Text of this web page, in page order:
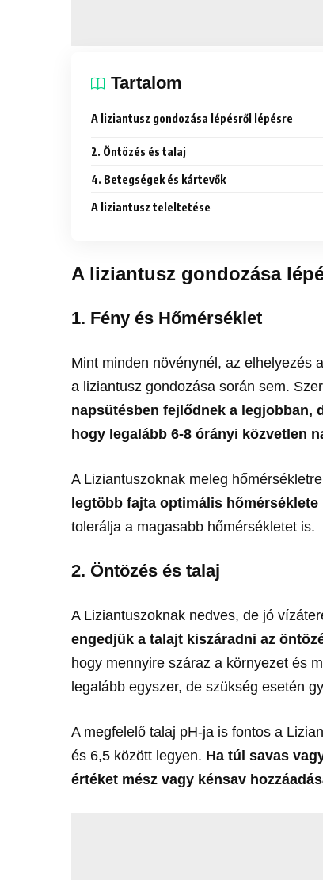
Tartalom
A liziantusz gondozása lépésről lépésre
2. Öntözés és talaj
4. Betegségek és kártevők
A liziantusz teleltetése
A liziantusz gondozása
1. Fény és Hőmérséklet
Mint minden növénynél, az elhelyezés
a liziantusz gondozása során sem.
napsütésben fejlődnek a legjobban,
hogy legalább 6-8 órányi közvetlen
A Liziantuszoknak meleg
legtöbb fajta optimális hőmérséklete
tolerálja a magasabb hőmérsékletet is.
2. Öntözés és talaj
A Liziantuszoknak nedves, de jó
engedjük a talajt kiszáradni az
hogy mennyire száraz a környezet és
legalább egyszer, de szükség esetén
A megfelelő talaj pH-ja is fontos a
és 6,5 között legyen. Ha túl savas
értéket mész vagy kénsav